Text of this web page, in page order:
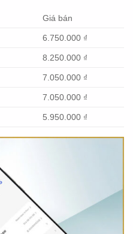
Giá bán
6.750.000 ₫
8.250.000 ₫
7.050.000 ₫
7.050.000 ₫
5.950.000 ₫